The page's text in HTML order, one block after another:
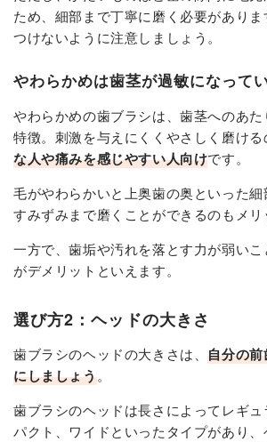
ため、細部まで丁寧に磨く必要があり
つけないように注意しましょう。
やわらかめは歯茎が過敏になって
やわらかめの歯ブラシは、歯茎へのあ
特徴。刺激を与えにくくやさしく磨ける
な人や痛みを感じやすい人向けです。
毛がやわらかいと上奥歯の奥といった細
すみずみまで磨くことができるのもメリ
一方で、歯垢や汚れを落とす力が弱い
がデメリットといえます。
選び方2：ヘッドの大きさ
歯ブラシのヘッドの大きさは、自分の
にしましょう。
歯ブラシのヘッドは長さによってレギ
パクト、ワイドといったタイプがあり